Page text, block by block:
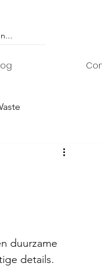
duurzame
details.